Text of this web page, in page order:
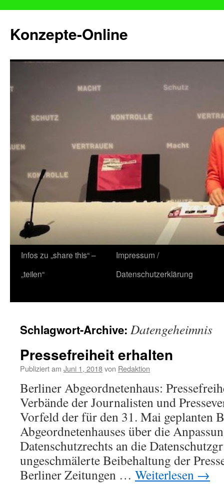
Konzepte-Online
Zum
Inhalt
Infos zu „share this“ –
„teilen“
Impressum /
Datenschutzerklärung
Schlagwort-Archive: Datengeheimnis
Pressefreiheit erhalten
Publiziert am Juni 1, 2018von Redaktion
Berliner Abgeordnetenhaus:
Verbände der Journalisten und
Vorfeld der für den 31. Mai geplanten
Abgeordnetenhauses über die
Datenschutzrechts an die
ungeschmälerte Beibehaltung der
Berliner Zeitungen … Weiterlesen →